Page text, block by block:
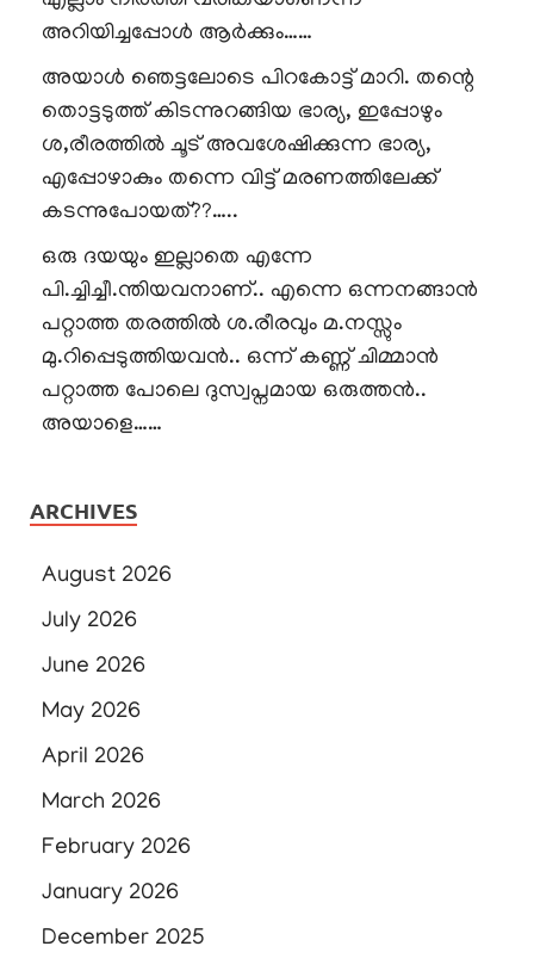
അറിയിച്ചപ്പോൾ ആർക്കും……
അയാൾ ഞെട്ടലോടെ പിറകോട്ട് മാറി. തന്റെ
തൊട്ടടുത്ത് കിടന്നുറങ്ങിയ ഭാര്യ, ഇപ്പോഴും
ശ,രീരത്തിൽ ചൂട് അവശേഷിക്കുന്ന ഭാര്യ,
എപ്പോഴാകും തന്നെ വിട്ട് മരണത്തിലേക്ക്
കടന്നുപോയത്??…..
ഒരു ദയയും ഇല്ലാതെ എന്നേ
പി.ച്ചിച്ചീ.ന്തിയവനാണ്.. എന്നെ ഒന്നനങ്ങാൻ
പറ്റാത്ത തരത്തിൽ ശ.രീരവും മ.നസ്സും
മു.റിപ്പെടുത്തിയവൻ.. ഒന്ന് കണ്ണ് ചിമ്മാൻ
പറ്റാത്ത പോലെ ദുസ്വപ്നമായ ഒരുത്തൻ..
അയാളെ……
ARCHIVES
August 2026
July 2026
June 2026
May 2026
April 2026
March 2026
February 2026
January 2026
December 2025